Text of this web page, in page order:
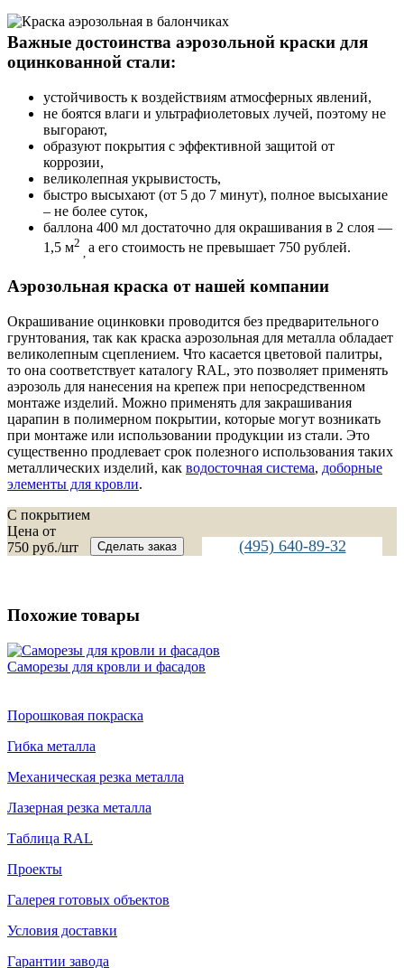
Важные достоинства аэрозольной краски для
оцинкованной стали:
устойчивость к воздействиям атмосферных явлений,
не боятся влаги и ультрафиолетовых лучей, поэтому не
выгорают,
образуют покрытия с эффективной защитой от
коррозии,
великолепная укрывистость,
быстро высыхают (от 5 до 7 минут), полное высыхание
– не более суток,
баллона 400 мл достаточно для окрашивания в 2 слоя —
1,5 м2 а его стоимость не превышает 750 рублей.
Аэрозольная краска от нашей компании
Окрашивание оцинковки проводится без предварительного
грунтования, так как краска аэрозольная для металла обладает
великолепным сцеплением. Что касается цветовой палитры,
то она соответствует каталогу RAL, это позволяет применять
аэрозоль для нанесения на крепеж при непосредственном
монтаже изделий. Можно применять для закрашивания
царапин в полимерном покрытии, которые могут возникать
при монтаже или использовании продукции из стали. Это
существенно продлевает срок полезного использования таких
металлических изделий, как водосточная система, доборные
элементы для кровли.
C покрытием
Цена от
750 руб./шт Сделать заказ (495) 640-89-32
Похожие товары
Саморезы для кровли и фасадов
Порошковая покраска
Гибка металла
Механическая резка металла
Лазерная резка металла
Таблица RAL
Проекты
Галерея готовых объектов
Условия доставки
Гарантии завода